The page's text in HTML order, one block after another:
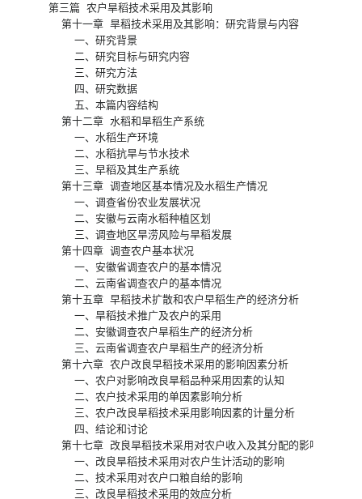
第三篇 农户旱稻技术采用及其影响
  第十一章 旱稻技术采用及其影响：研究背景与内容
    一、研究背景
    二、研究目标与研究内容
    三、研究方法
    四、研究数据
    五、本篇内容结构
  第十二章 水稻和旱稻生产系统
    一、水稻生产环境
    二、水稻抗旱与节水技术
    三、早稻及其生产系统
  第十三章 调查地区基本情况及水稻生产情况
    一、调查省份农业发展状况
    二、安徽与云南水稻种植区划
    三、调查地区旱涝风险与旱稻发展
  第十四章 调查农户基本状况
    一、安徽省调查农户的基本情况
    二、云南省调查农户的基本情况
  第十五章 早稻技术扩散和农户早稻生产的经济分析
    一、旱稻技术推广及农户的采用
    二、安徽调查农户旱稻生产的经济分析
    三、云南省调查农户旱稻生产的经济分析
  第十六章 农户改良早稻技术采用的影响因素分析
    一、农户对影响改良旱稻品种采用因素的认知
    二、农户技术采用的单因素影响分析
    三、农户改良旱稻技术采用影响因素的计量分析
    四、结论和讨论
  第十七章 改良旱稻技术采用对农户收入及其分配的影响
    一、改良旱稻技术采用对农户生计活动的影响
    二、技术采用对农户口粮自给的影响
    三、改良旱稻技术采用的效应分析